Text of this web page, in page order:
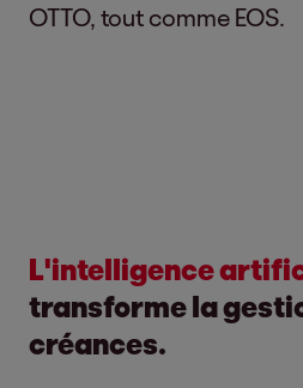
OTTO, tout comme EOS.
L'intelligence
transforme la
créances.